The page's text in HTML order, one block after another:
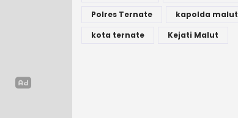
Polres Ternate
kapolda malut
kota ternate
Kejati Malut